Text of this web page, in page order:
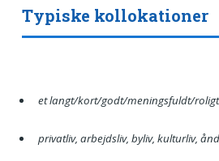
Typiske kollokationer
et langt/kort/godt/meningsfuldt/
privatliv, arbejdsliv, byliv, kulturliv,